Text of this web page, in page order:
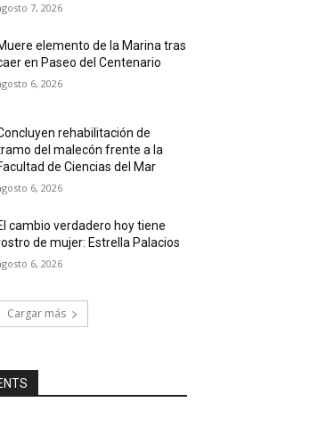
7, 2026
elemento de la Marina tras
en Paseo del Centenario
6, 2026
rehabilitación de
del malecón frente a la
de Ciencias del Mar
6, 2026
cambio verdadero hoy tiene
de mujer: Estrella Palacios
6, 2026
Cargar más